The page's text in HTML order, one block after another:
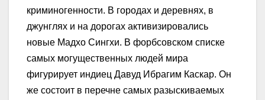
криминогенности. В городах и деревнях, в
джунглях и на дорогах активизировались
новые Мадхо Сингхи. В форбсовском списке
самых могущественных людей мира
фигурирует индиец Давуд Ибрагим Каскар. Он
же состоит в перечне самых разыскиваемых